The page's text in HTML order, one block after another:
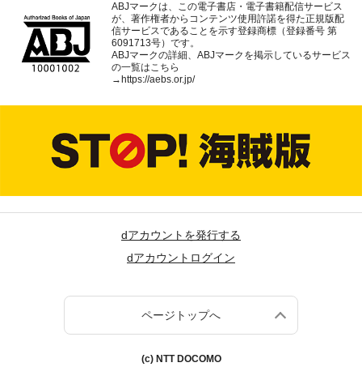
ABJマークは、この電子書店・電子書籍配信サービス
が、著作権者からコンテンツ使用許諾を得た正規版配
信サービスであることを示す登録商標（登録番号 第
6091713号）です。
ABJマークの詳細、ABJマークを掲示しているサービス
の一覧はこちら
→ https://aebs.or.jp/
dアカウントを発行する
dアカウントログイン
ページトップへ
(c) NTT DOCOMO